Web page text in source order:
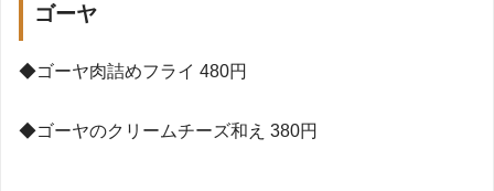
ゴーヤ
◆ゴーヤ肉詰めフライ 480円
◆ゴーヤのクリームチーズ和え 380円